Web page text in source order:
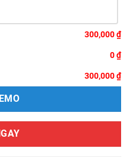
nghiệp
tông màu của logo
thanh menu chuẩn
giản)(+500,000 ₫)
300,000 ₫
0 ₫
300,000 ₫